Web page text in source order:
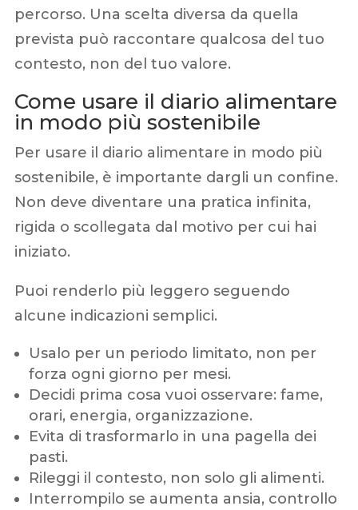
percorso. Una scelta diversa da quella
prevista può raccontare qualcosa del tuo
contesto, non del tuo valore.
Come usare il diario alimentare
in modo più sostenibile
Per usare il diario alimentare in modo più
sostenibile, è importante dargli un confine.
Non deve diventare una pratica infinita,
rigida o scollegata dal motivo per cui hai
iniziato.
Puoi renderlo più leggero seguendo
alcune indicazioni semplici.
Usalo per un periodo limitato, non per
forza ogni giorno per mesi.
Decidi prima cosa vuoi osservare: fame,
orari, energia, organizzazione.
Evita di trasformarlo in una pagella dei
pasti.
Rileggi il contesto, non solo gli alimenti.
Interrompilo se aumenta ansia, controllo